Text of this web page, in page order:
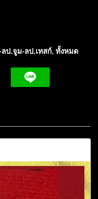
ป.จูม-ลป.เทสก์, ทั้งหมด